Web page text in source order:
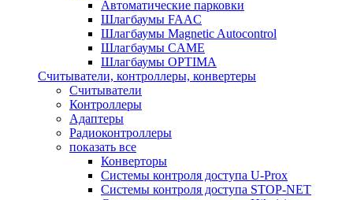
Автоматические парковки
Шлагбаумы FAAC
Шлагбаумы Magnetic Autocontrol
Шлагбаумы CAME
Шлагбаумы OPTIMA
Считыватели, контроллеры, конвертеры
Считыватели
Контроллеры
Адаптеры
Радиоконтроллеры
показать все
Конверторы
Системы контроля доступа U-Prox
Системы контроля доступа STOP-NET